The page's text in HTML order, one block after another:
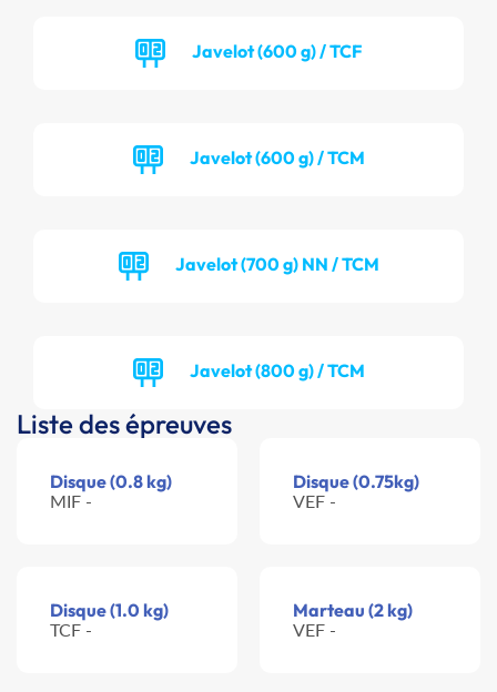
Javelot (600 g) / TCF
Javelot (600 g) / TCM
Javelot (700 g) NN / TCM
Javelot (800 g) / TCM
Liste des épreuves
Disque (0.8 kg)
MIF -
Disque (0.75kg)
VEF -
Disque (1.0 kg)
TCF -
Marteau (2 kg)
VEF -